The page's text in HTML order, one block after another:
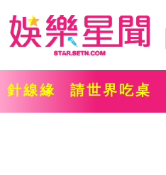
針線緣 請世界吃桌